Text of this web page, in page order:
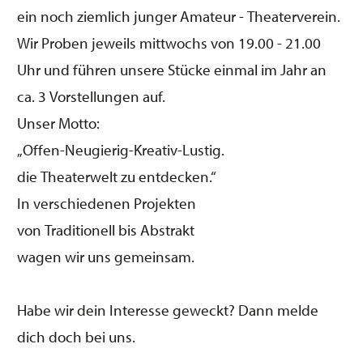
ein noch ziemlich junger Amateur - Theaterverein.
Wir Proben jeweils mittwochs von 19.00 - 21.00
Uhr und führen unsere Stücke einmal im Jahr an
ca. 3 Vorstellungen auf.
Unser Motto:
„Offen-Neugierig-Kreativ-Lustig.
die Theaterwelt zu entdecken.“
In verschiedenen Projekten
von Traditionell bis Abstrakt
wagen wir uns gemeinsam.
Habe wir dein Interesse geweckt? Dann melde
dich doch bei uns.